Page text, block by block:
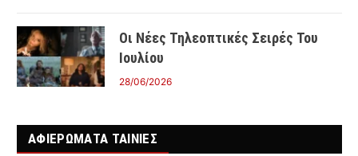
Οι Νέες Τηλεοπτικές Σειρές Του
Ιουλίου
28/06/2026
ΑΦΙΕΡΩΜΑΤΑ ΤΑΙΝΊΕΣ